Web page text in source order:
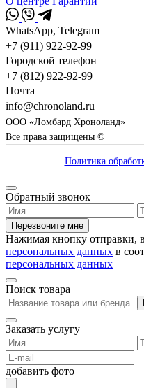
WhatsApp, Telegram
+7 (911) 922-92-99
Городской телефон
+7 (812) 922-92-99
Почта
info@chronoland.ru
ООО «Ломбард Хроноланд»
Все права защищены ©
Политика
Обратный звонок
Перезвоните мне
Нажимая кнопку отправки,
персональных данных в
персональных данных
Поиск товара
Заказать услугу
добавить фото